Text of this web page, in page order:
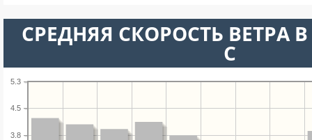
СРЕДНЯЯ СКОРОСТЬ ВЕТРА
С
3.8
4.5
5.3